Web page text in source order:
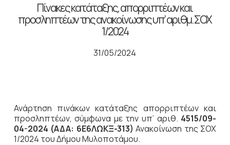
Πίνακες κατάταξης, απορριπτέων και
προσληπτέων της ανακοίνωσης υπ’ αριθμ. ΣΟΧ
1/2024
31/05/2024
Ανάρτηση πινάκων κατάταξης απορριπτέων και
προσληπτέων, σύμφωνα με την υπ’ αριθ. 4515/09-
04-2024 (ΑΔΑ: 6Ε6ΛΩΚΞ-313) Ανακοίνωση της ΣΟΧ
1/2024 του Δήμου Μυλοποτάμου.